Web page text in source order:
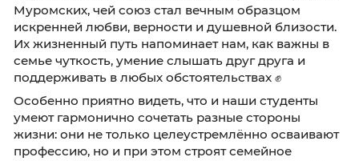
верности! 💗
8 июля мы вспоминаем святых Петра и
Муромских, чей союз стал вечным образцом
искренней любви, верности и душевной
Их жизненный путь напоминает нам, как
семье чуткость, умение слышать друг друга
поддерживать в любых обстоятельствах ✊